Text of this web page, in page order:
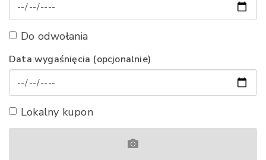
Do odwołania
Data wygaśnięcia (opcjonalnie)
Lokalny kupon